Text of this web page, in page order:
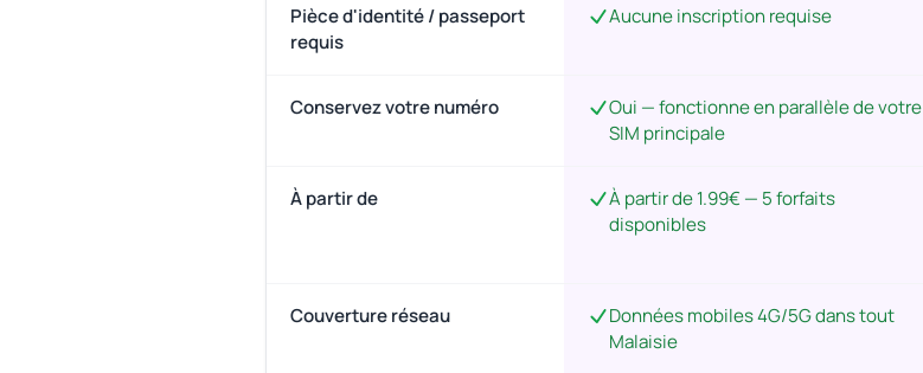
Pièce d'identité / passeport
requis
Aucune inscription requise
Conservez votre numéro
Oui — fonctionne en parallèle de votre
SIM principale
À partir de
À partir de 1.99€ — 5 forfaits
disponibles
Couverture réseau
Données mobiles 4G/5G dans tout
Malaisie